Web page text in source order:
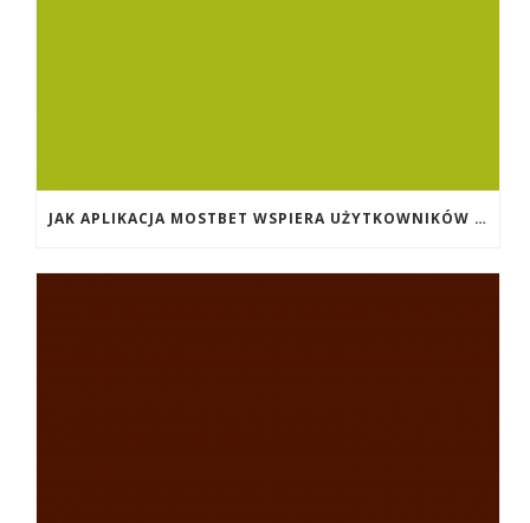
JAK APLIKACJA MOSTBET WSPIERA UŻYTKOWNIKÓW ANDROIDA?